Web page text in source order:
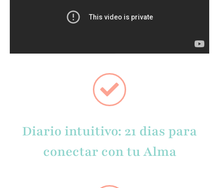
Diario intuitivo: 21 dias para
conectar con tu Alma